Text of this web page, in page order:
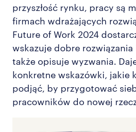
przyszłość rynku, pracy są
firmach wdrażających
Future of Work 2024
wskazuje dobre rozwiązania
także opisuje wyzwania.
konkretne wskazówki, jakie
podjąć, by przygotować
pracowników do nowej